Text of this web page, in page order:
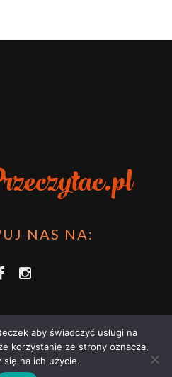
NAS NA:
WYKORZYSTUJE PLIKI COOKIES |
aby świadczyć usługi na
korzystanie ze strony oznacza,
się na ich użycie.